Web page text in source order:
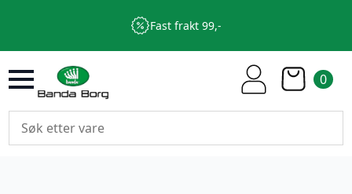
Fast frakt 99,-
0